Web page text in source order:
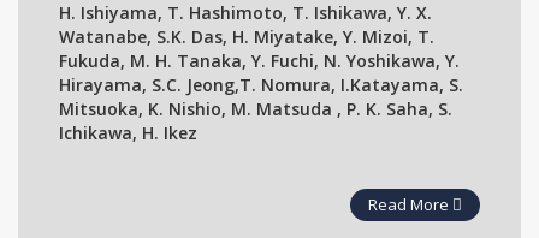
H. Ishiyama, T. Hashimoto, T. Ishikawa, Y. X.
Watanabe, S.K. Das, H. Miyatake, Y. Mizoi, T.
Fukuda, M. H. Tanaka, Y. Fuchi, N. Yoshikawa, Y.
Hirayama, S.C. Jeong,T. Nomura, I.Katayama, S.
Mitsuoka, K. Nishio, M. Matsuda , P. K. Saha, S.
Ichikawa, H. Ikez
Read More